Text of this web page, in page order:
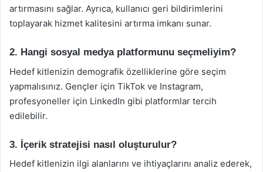
artırmasını sağlar. Ayrıca, kullanıcı geri bildirimlerini
toplayarak hizmet kalitesini artırma imkanı sunar.
2. Hangi sosyal medya platformunu seçmeliyim?
Hedef kitlenizin demografik özelliklerine göre seçim
yapmalısınız. Gençler için TikTok ve Instagram,
profesyoneller için LinkedIn gibi platformlar tercih
edilebilir.
3. İçerik stratejisi nasıl oluşturulur?
Hedef kitlenizin ilgi alanlarını ve ihtiyaçlarını analiz ederek,